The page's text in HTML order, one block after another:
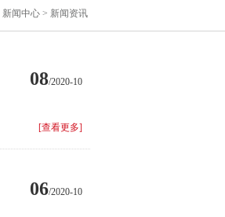
新闻中心 > 新闻资讯
08/2020-10
[查看更多]
06/2020-10